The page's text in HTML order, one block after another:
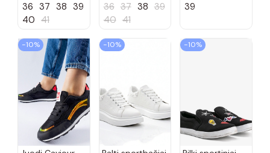
Casey
36 37 38 39
40 41
36 37 38 39
40 41
39
−10% −10% −10%